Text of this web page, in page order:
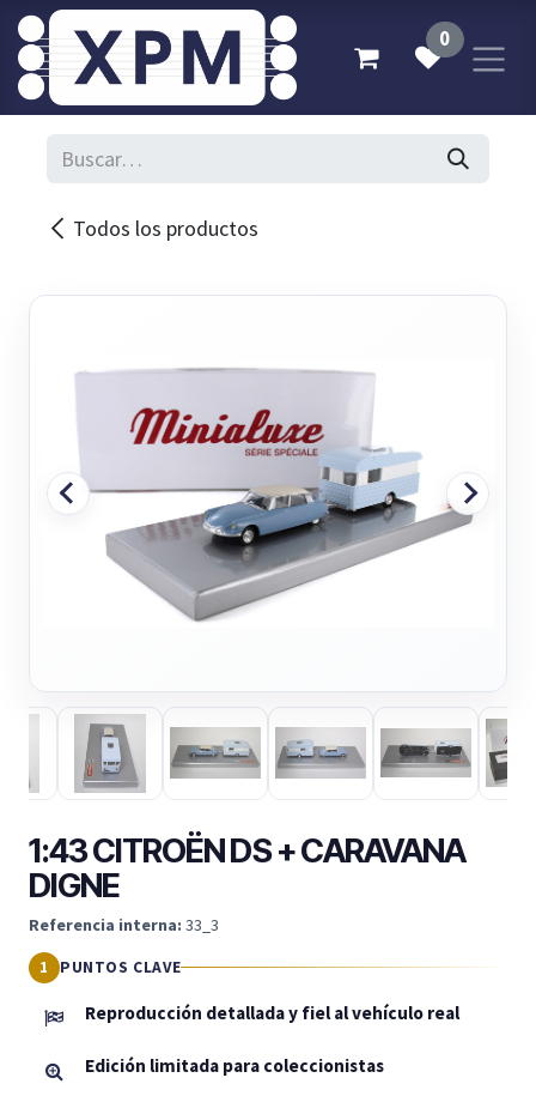
Ir al contenido
0
Todos los productos
1:43 CITROËN DS + CARAVANA
DIGNE
Referencia interna: 33_3
PUNTOS CLAVE
Reproducción detallada y fiel al vehículo real
Edición limitada para coleccionistas